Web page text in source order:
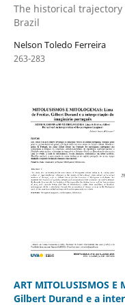
The historical
Brazil
Nelson Toledo Ferreira
263-283
ART MITOLUSISMOS
Gilbert Durand e a